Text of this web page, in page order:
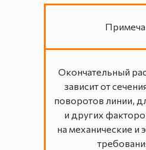
Окончательный
зависит от
поворотов линии,
и других
на механические и